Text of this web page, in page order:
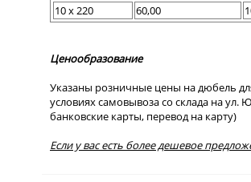
10 x 220
60,00
Ценообразование
Указаны розничные цены на дюбель
условиях самовывоза со склада на
банковские карты, перевод на карту)
Если у вас есть более дешевое